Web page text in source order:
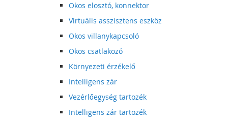
Okos elosztó, konnektor
Virtuális asszisztens eszköz
Okos villanykapcsoló
Okos csatlakozó
Környezeti érzékelő
Intelligens zár
Vezérlőegység tartozék
Intelligens zár tartozék